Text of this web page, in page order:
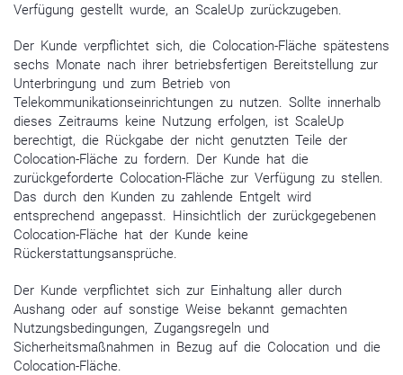
Verfügung gestellt wurde, an ScaleUp zurückzugeben.
Der Kunde verpflichtet sich, die Colocation-Fläche spätestens
sechs Monate nach ihrer betriebsfertigen Bereitstellung zur
Unterbringung und zum Betrieb von
Telekommunikationseinrichtungen zu nutzen. Sollte innerhalb
dieses Zeitraums keine Nutzung erfolgen, ist ScaleUp
berechtigt, die Rückgabe der nicht genutzten Teile der
Colocation-Fläche zu fordern. Der Kunde hat die
zurückgeforderte Colocation-Fläche zur Verfügung zu stellen.
Das durch den Kunden zu zahlende Entgelt wird
entsprechend angepasst. Hinsichtlich der zurückgegebenen
Colocation-Fläche hat der Kunde keine
Rückerstattungsansprüche.
Der Kunde verpflichtet sich zur Einhaltung aller durch
Aushang oder auf sonstige Weise bekannt gemachten
Nutzungsbedingungen, Zugangsregeln und
Sicherheitsmaßnahmen in Bezug auf die Colocation und die
Colocation-Fläche.